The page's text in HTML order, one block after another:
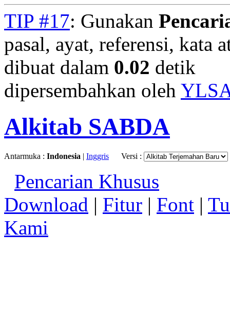
TIP #17: Gunakan
pasal, ayat, referensi, kata
dibuat dalam 0.02 detik
dipersembahkan oleh
Alkitab SABDA
Antarmuka : Indonesia | Inggris Versi :
Pencarian Khusus
Download | Fitur | Font |
Kami